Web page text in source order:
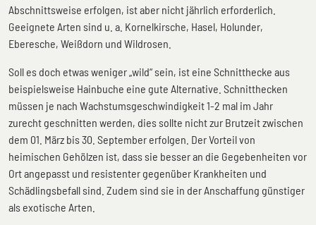
Abschnittsweise erfolgen, ist aber nicht jährlich erforderlich.
Geeignete Arten sind u. a. Kornelkirsche, Hasel, Holunder,
Eberesche, Weißdorn und Wildrosen.
Soll es doch etwas weniger „wild“ sein, ist eine Schnitthecke aus
beispielsweise Hainbuche eine gute Alternative. Schnitthecken
müssen je nach Wachstumsgeschwindigkeit 1-2 mal im Jahr
zurecht geschnitten werden, dies sollte nicht zur Brutzeit zwischen
dem 01. März bis 30. September erfolgen. Der Vorteil von
heimischen Gehölzen ist, dass sie besser an die Gegebenheiten vor
Ort angepasst und resistenter gegenüber Krankheiten und
Schädlingsbefall sind. Zudem sind sie in der Anschaffung günstiger
als exotische Arten.